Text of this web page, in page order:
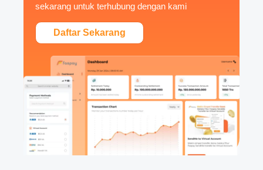
sekarang untuk terhubung dengan kami
Daftar Sekarang